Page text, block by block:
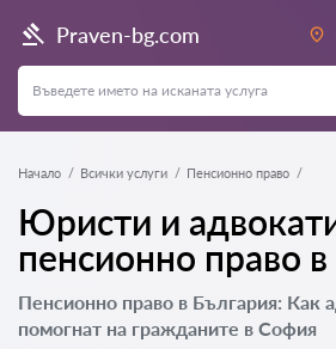
Praven-bg.com
Начало Всички услуги Пенсионно право
Юристи и
пенсионно право
Пенсионно право в България: Как
помогнат на гражданите в София